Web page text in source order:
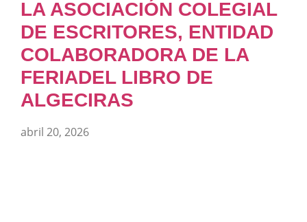
LA ASOCIACIÓN COLEGIAL
DE ESCRITORES, ENTIDAD
COLABORADORA DE LA
FERIADEL LIBRO DE
ALGECIRAS
abril 20, 2026